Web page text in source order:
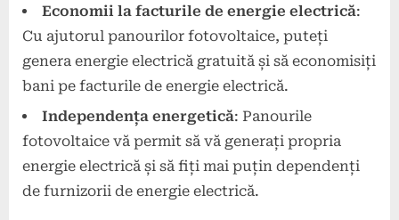
Economii la facturile de energie electrică:
Cu ajutorul panourilor fotovoltaice, puteți
genera energie electrică gratuită și să economisiți
bani pe facturile de energie electrică.
Independența energetică: Panourile
fotovoltaice vă permit să vă generați propria
energie electrică și să fiți mai puțin dependenți
de furnizorii de energie electrică.